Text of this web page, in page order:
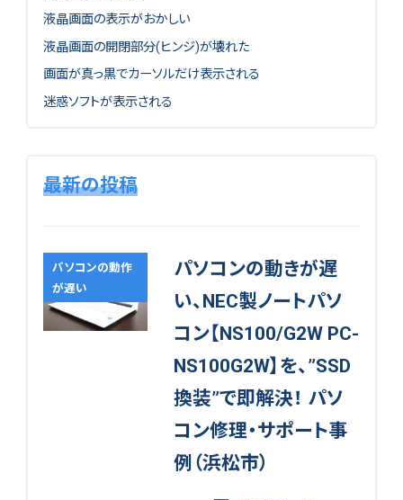
液晶画面の表示がおかしい
液晶画面の開閉部分(ヒンジ)が壊れた
画面が真っ黒でカーソルだけ表示される
迷惑ソフトが表示される
最新の投稿
パソコンの動作
が遅い
パソコンの動きが遅
い、NEC製ノートパソ
コン【NS100/G2W PC-
NS100G2W】を、”SSD
換装”で即解決！ パソ
コン修理・サポート事
例（浜松市）